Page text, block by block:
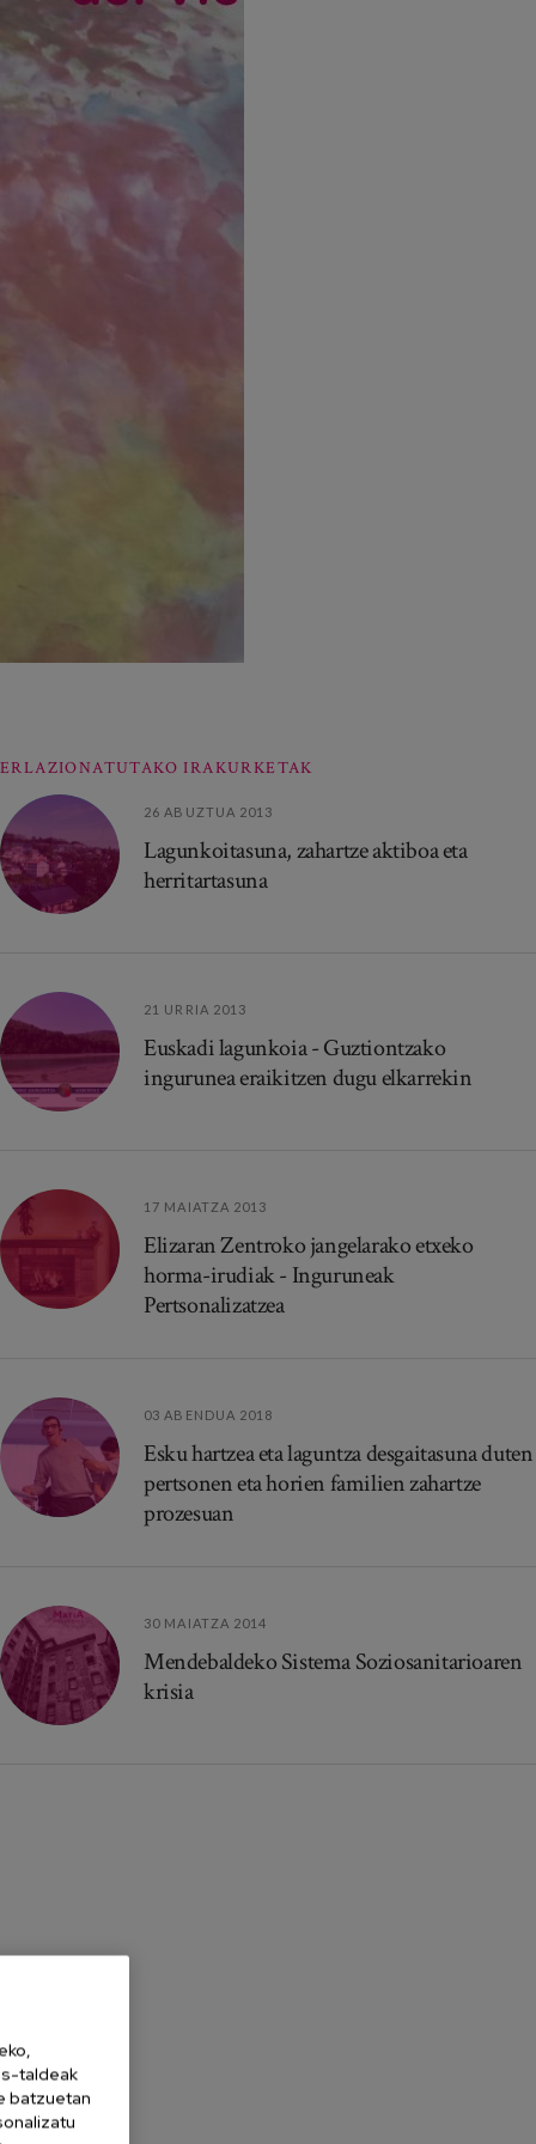
ERLAZIONATUTAKO IRAKURKETAK
26 ABUZTUA 2013
Lagunkoitasuna, zahartze aktiboa eta
herritartasuna
21 URRIA 2013
Euskadi lagunkoia - Guztiontzako
ingurunea eraikitzen dugu elkarrekin
17 MAIATZA 2013
Elizaran Zentroko jangelarako etxeko
horma-irudiak - Inguruneak
Pertsonalizatzea
03 ABENDUA 2018
Esku hartzea eta laguntza desgaitasuna duten
pertsonen eta horien familien zahartze
prozesuan
30 MAIATZA 2014
Mendebaldeko Sistema Soziosanitarioaren
krisia
taldeak
batzuetan